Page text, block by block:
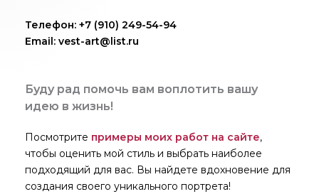
Телефон: +7 (910) 249-54-94
Email: vest-art@list.ru
Буду рад помочь вам воплотить вашу
идею в жизнь!
Посмотрите примеры моих работ на сайте,
чтобы оценить мой стиль и выбрать наиболее
подходящий для вас. Вы найдете вдохновение для
создания своего уникального портрета!